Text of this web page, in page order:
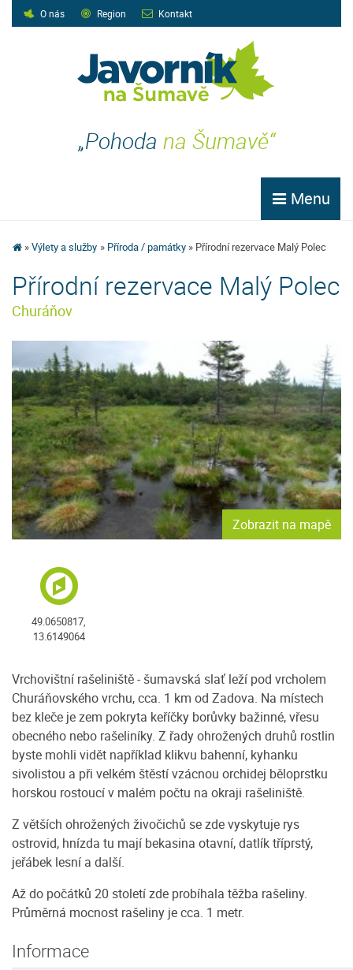
O nás Region Kontakt
„Pohoda na Šumavě“
Menu
Výlety a služby Příroda / památky Přírodní rezervace Malý Polec
Přírodní rezervace Malý Polec
Churáňov
Zobrazit na mapě
49.0650817,
13.6149064
Vrchovištní rašeliniště - šumavská slať leží pod vrcholem
Churáňovského vrchu, cca. 1 km od Zadova. Na místech
bez kleče je zem pokryta keříčky borůvky bažinné, vřesu
obecného nebo rašeliníky. Z řady ohrožených druhů rostlin
byste mohli vidět například klikvu bahenní, kyhanku
sivolistou a při velkém štěstí vzácnou orchidej běloprstku
horskou rostoucí v malém počtu na okraji rašeliniště.
Z větších ohrožených živočichů se zde vyskytuje rys
ostrovid, hnízda tu mají bekasina otavní, datlík tříprstý,
jeřábek lesní a další.
Až do počátků 20 století zde probíhala těžba rašeliny.
Průměrná mocnost rašeliny je cca. 1 metr.
Informace